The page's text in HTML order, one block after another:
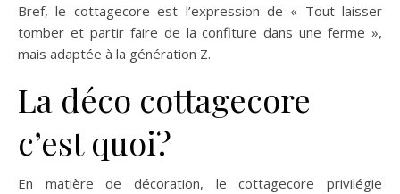
Bref, le cottagecore est l’expression de « Tout laisser
tomber et partir faire de la confiture dans une ferme »,
mais adaptée à la génération Z.
La déco cottagecore
c’est quoi?
En matière de décoration, le cottagecore privilégie